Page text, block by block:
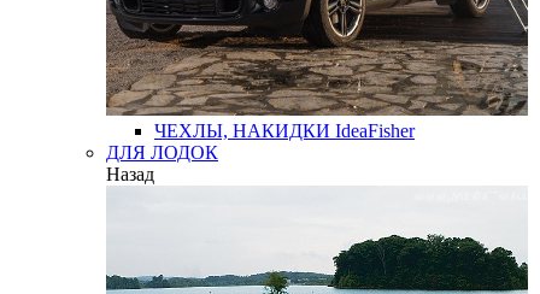
ЧЕХЛЫ, НАКИДКИ IdeaFisher
ДЛЯ ЛОДОК
Назад